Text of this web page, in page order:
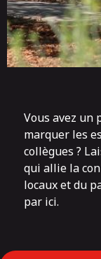
Vous avez un
marquer les
collègues ?
qui allie la
locaux et du
par ici.